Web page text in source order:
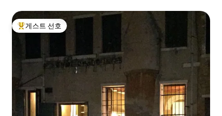
상위 게스트 선호
게스트 선호